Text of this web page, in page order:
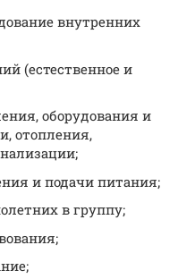
внутренних
(естественное и
оборудования и
отопления,
и подачи питания;
в группу;